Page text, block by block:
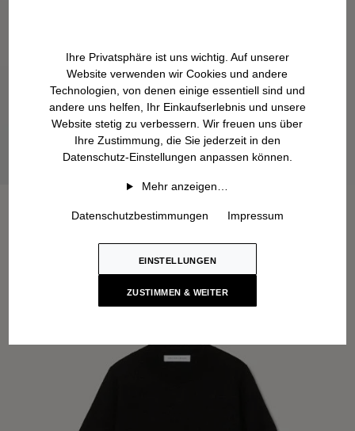
Ihre Privatsphäre ist uns wichtig. Auf unserer
Website verwenden wir Cookies und andere
Technologien, von denen einige essentiell sind und
andere uns helfen, Ihr Einkaufserlebnis und unsere
Website stetig zu verbessern. Wir freuen uns über
Ihre Zustimmung, die Sie jederzeit in den
Datenschutz-Einstellungen anpassen können.
Mehr anzeigen…
Datenschutzbestimmungen Impressum
EINSTELLUNGEN
ZUSTIMMEN & WEITER